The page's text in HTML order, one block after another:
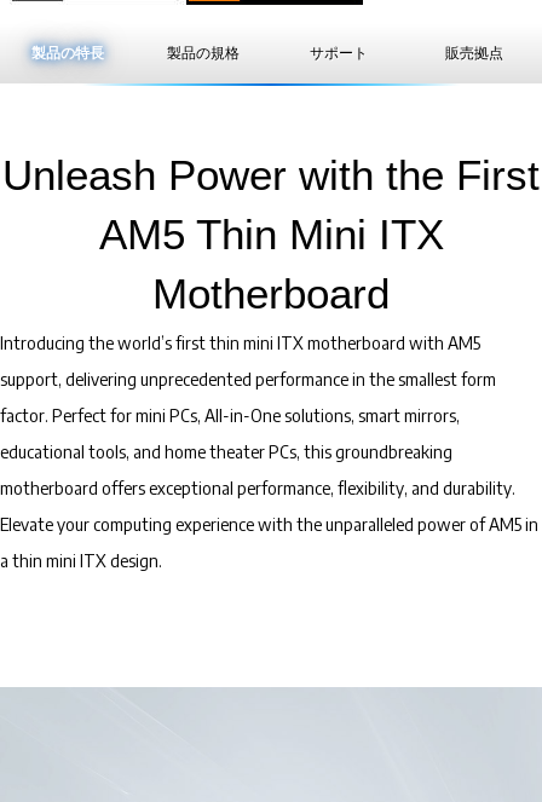
製品の特長 製品の規格 サポート 販売拠点
Unleash Power with the First
AM5 Thin Mini ITX
Motherboard
Introducing the world’s first thin mini ITX motherboard with AM5
support, delivering unprecedented performance in the smallest form
factor. Perfect for mini PCs, All-in-One solutions, smart mirrors,
educational tools, and home theater PCs, this groundbreaking
motherboard offers exceptional performance, flexibility, and durability.
Elevate your computing experience with the unparalleled power of AM5 in
a thin mini ITX design.